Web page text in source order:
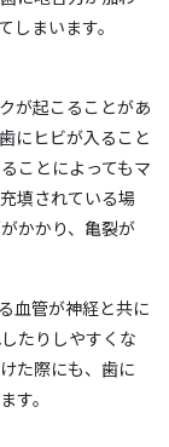
まいます。
が起こることがあ
にヒビが入ること
ことによってもマ
填されている場
かかり、亀裂が
血管が神経と共に
たりしやすくな
た際にも、歯に
す。